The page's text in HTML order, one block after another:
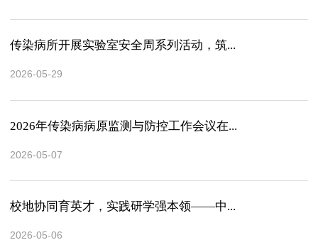
传染病所开展实验室安全周系列活动，筑...
2026-05-29
2026年传染病病原监测与防控工作会议在...
2026-05-07
校地协同育英才，实践研学强本领——中...
2026-05-06